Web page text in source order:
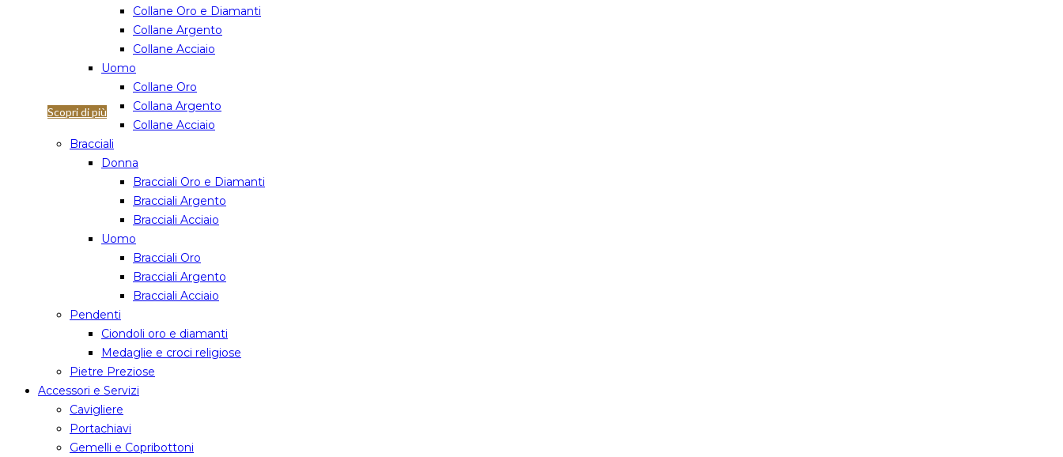
Collane Oro e Diamanti
Collane Argento
Collane Acciaio
Uomo
Collane Oro
Collana Argento
Collane Acciaio
Bracciali
Donna
Bracciali Oro e Diamanti
Bracciali Argento
Bracciali Acciaio
Uomo
Bracciali Oro
Bracciali Argento
Bracciali Acciaio
Pendenti
Ciondoli oro e diamanti
Medaglie e croci religiose
Pietre Preziose
Accessori e Servizi
Cavigliere
Portachiavi
Gemelli e Copribottoni
Scopri di più